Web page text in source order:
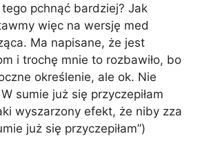
tego pchnąć bardziej? Jak
więc na wersję med
Ma napisane, że jest
i trochę mnie to rozbawiło, bo
określenie, ale ok. Nie
sumie już się przyczepiłam
wyszarzony efekt, że niby zza
już się przyczepiłam”)